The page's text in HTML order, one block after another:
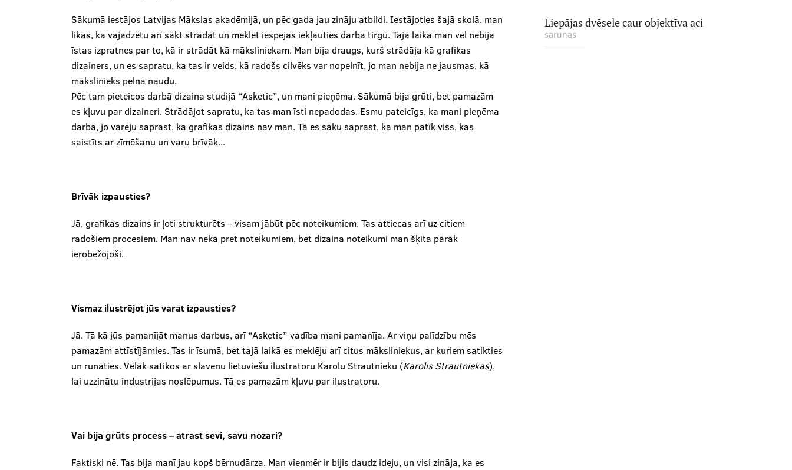
Sākumā iestājos Latvijas Mākslas akadēmijā, un pēc gada jau zināju atbildi. Iestājoties šajā skolā, man
likās, ka vajadzētu arī sākt strādāt un meklēt iespējas iekļauties darba tirgū. Tajā laikā man vēl nebija
īstas izpratnes par to, kā ir strādāt kā māksliniekam. Man bija draugs, kurš strādāja kā grafikas
dizainers, un es sapratu, ka tas ir veids, kā radošs cilvēks var nopelnīt, jo man nebija ne jausmas, kā
mākslinieks pelna naudu.
Pēc tam pieteicos darbā dizaina studijā “Asketic”, un mani pieņēma. Sākumā bija grūti, bet pamazām
es kļuvu par dizaineri. Strādājot sapratu, ka tas man īsti nepadodas. Esmu pateicīgs, ka mani pieņēma
darbā, jo varēju saprast, ka grafikas dizains nav man. Tā es sāku saprast, ka man patīk viss, kas
saistīts ar zīmēšanu un varu brīvāk...
Brīvāk izpausties?
Jā, grafikas dizains ir ļoti strukturēts – visam jābūt pēc noteikumiem. Tas attiecas arī uz citiem
radošiem procesiem. Man nav nekā pret noteikumiem, bet dizaina noteikumi man šķita pārāk
ierobežojoši.
Vismaz ilustrējot jūs varat izpausties?
Jā. Tā kā jūs pamanījāt manus darbus, arī “Asketic” vadība mani pamanīja. Ar viņu palīdzību mēs
pamazām attīstījāmies. Tas ir īsumā, bet tajā laikā es meklēju arī citus māksliniekus, ar kuriem satikties
un runāties. Vēlāk satikos ar slavenu lietuviešu ilustratoru Karolu Strautnieku (Karolis Strautniekas),
lai uzzinātu industrijas noslēpumus. Tā es pamazām kļuvu par ilustratoru.
Vai bija grūts process – atrast sevi, savu nozari?
Faktiski nē. Tas bija manī jau kopš bērnudārza. Man vienmēr ir bijis daudz ideju, un visi zināja, ka es
Liepājas dvēsele caur objektīva aci
sarunas